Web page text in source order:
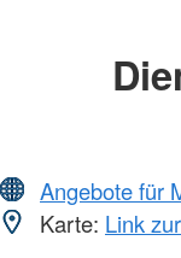
Angebote für
Karte: Link